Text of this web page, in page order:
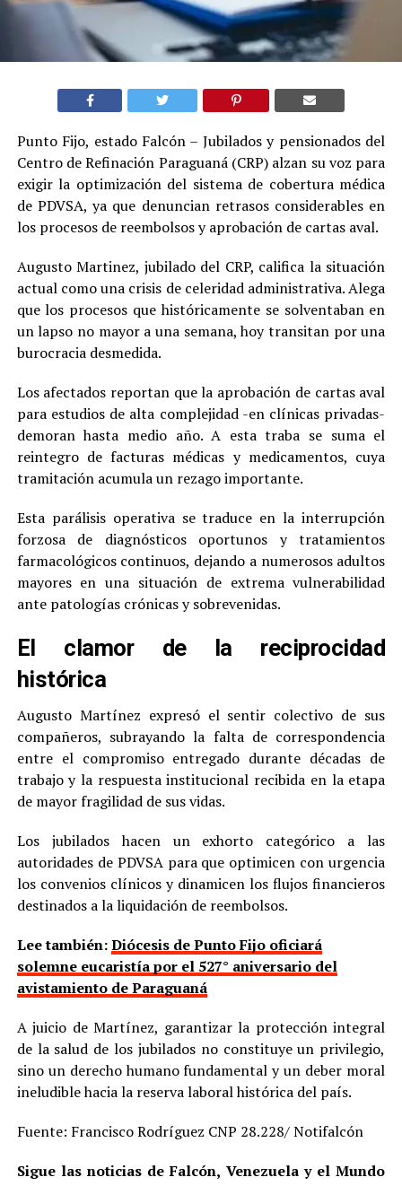
Punto Fijo, estado Falcón – Jubilados y pensionados del
Centro de Refinación Paraguaná (CRP) alzan su voz para
exigir la optimización del sistema de cobertura médica
de PDVSA, ya que denuncian retrasos considerables en
los procesos de reembolsos y aprobación de cartas aval.
Augusto Martinez, jubilado del CRP, califica la situación
actual como una crisis de celeridad administrativa. Alega
que los procesos que históricamente se solventaban en
un lapso no mayor a una semana, hoy transitan por una
burocracia desmedida.
Los afectados reportan que la aprobación de cartas aval
para estudios de alta complejidad -en clínicas privadas-
demoran hasta medio año. A esta traba se suma el
reintegro de facturas médicas y medicamentos, cuya
tramitación acumula un rezago importante.
Esta parálisis operativa se traduce en la interrupción
forzosa de diagnósticos oportunos y tratamientos
farmacológicos continuos, dejando a numerosos adultos
mayores en una situación de extrema vulnerabilidad
ante patologías crónicas y sobrevenidas.
El clamor de la reciprocidad
histórica
Augusto Martínez expresó el sentir colectivo de sus
compañeros, subrayando la falta de correspondencia
entre el compromiso entregado durante décadas de
trabajo y la respuesta institucional recibida en la etapa
de mayor fragilidad de sus vidas.
Los jubilados hacen un exhorto categórico a las
autoridades de PDVSA para que optimicen con urgencia
los convenios clínicos y dinamicen los flujos financieros
destinados a la liquidación de reembolsos.
Lee también:Diócesis de Punto Fijo oficiará
solemne eucaristía por el 527° aniversario del
avistamiento de Paraguaná
A juicio de Martínez, garantizar la protección integral
de la salud de los jubilados no constituye un privilegio,
sino un derecho humano fundamental y un deber moral
ineludible hacia la reserva laboral histórica del país.
Fuente: Francisco Rodríguez CNP 28.228/ Notifalcón
Sigue las noticias de Falcón, Venezuela y el Mundo